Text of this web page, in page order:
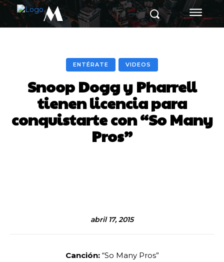
M
ENTÉRATE VIDEOS
Snoop Dogg y Pharrell
tienen licencia para
conquistarte con “So Many
Pros”
abril 17, 2015
Canción:“So Many Pros”